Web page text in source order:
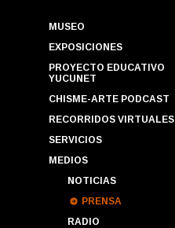
MUSEO
EXPOSICIONES
PROYECTO EDUCATIVO
YUCUNET
CHISME-ARTE PODCAST
RECORRIDOS VIRTUALES
SERVICIOS
MEDIOS
NOTICIAS
PRENSA
RADIO